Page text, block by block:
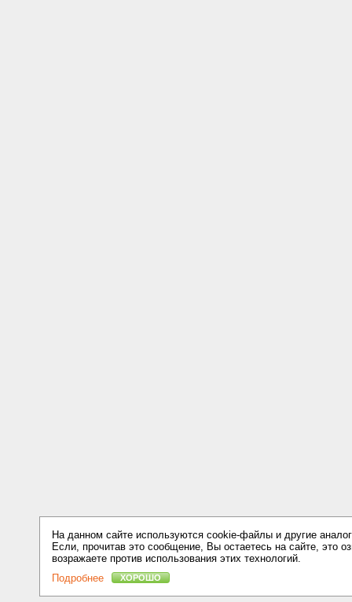
На данном сайте используются cookie-файлы и другие
Если, прочитав это сообщение, Вы остаетесь на сайте, это
возражаете против использования этих технологий.
Подробнее
ХОРОШО